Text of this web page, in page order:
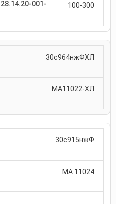
100-300
30с964нжФХЛ
МА11022-ХЛ
30с915нжФ
МА 11024